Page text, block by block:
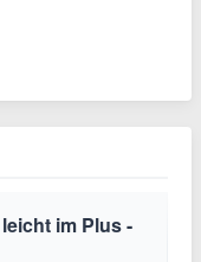
im Plus -